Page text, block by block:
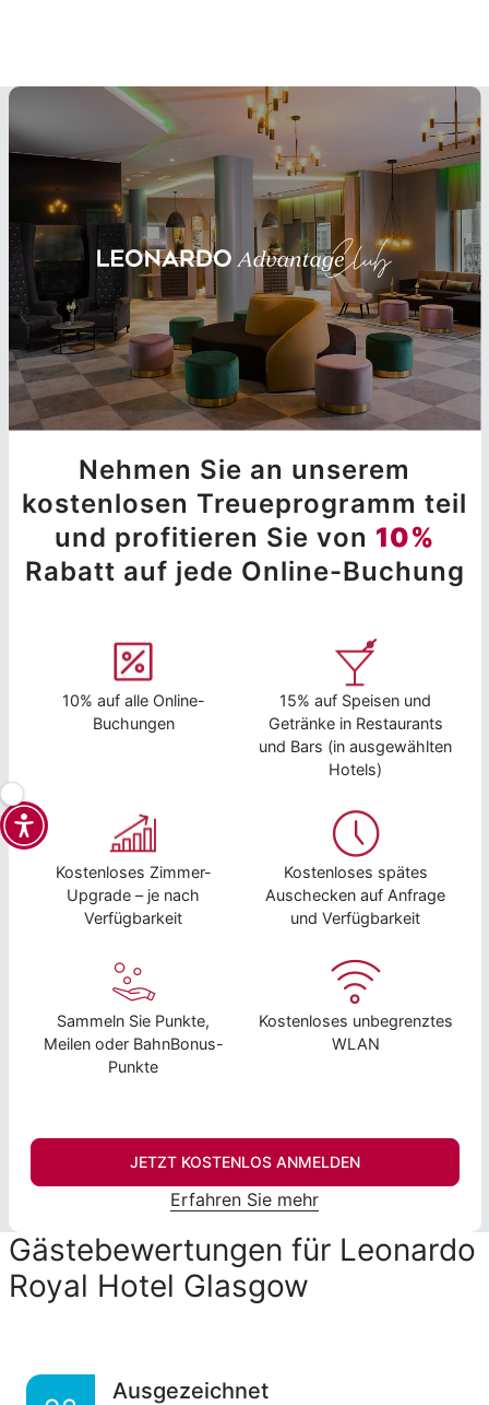
Nehmen Sie an unserem
kostenlosen Treueprogramm teil
und profitieren Sie von 10%
Rabatt auf jede Online-Buchung
10% auf alle Online-
Buchungen
15% auf Speisen und
Getränke in Restaurants
und Bars (in ausgewählten
Hotels)
Kostenloses Zimmer-
Upgrade – je nach
Verfügbarkeit
Kostenloses spätes
Auschecken auf Anfrage
und Verfügbarkeit
Sammeln Sie Punkte,
Meilen oder BahnBonus-
Punkte
Kostenloses unbegrenztes
WLAN
JETZT KOSTENLOS ANMELDEN
Erfahren Sie mehr
Gästebewertungen für Leonardo
Royal Hotel Glasgow
Ausgezeichnet